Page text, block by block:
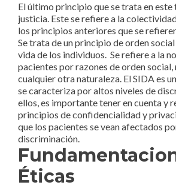
El último principio que se trata en este
justicia. Este se refiere a la
los principios anteriores que se
Se trata de un principio de orden
vida de los individuos. Se refiere a la
pacientes por razones de orden
cualquier otra naturaleza. El SIDA es
se caracteriza por altos niveles de
ellos, es importante tener en cuenta y
principios de confidencialidad y
que los pacientes se vean afectados
discriminación.
Éticas